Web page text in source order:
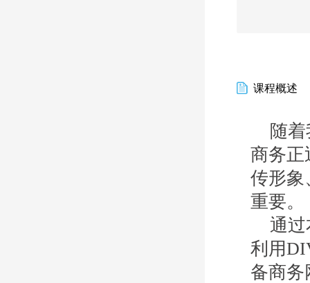
课程概述
随着
商务正
传形象
重要。
通过
利用
备商务